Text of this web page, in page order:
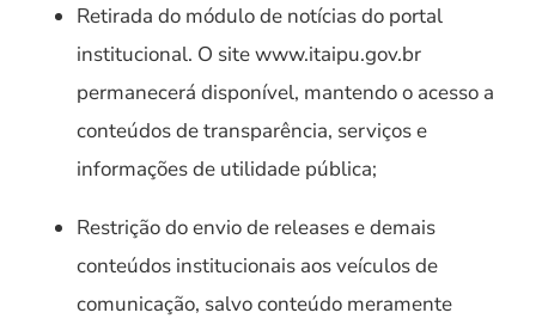
Retirada do módulo de notícias do portal
institucional. O site www.itaipu.gov.br
permanecerá disponível, mantendo o acesso a
conteúdos de transparência, serviços e
informações de utilidade pública;
Restrição do envio de releases e demais
conteúdos institucionais aos veículos de
comunicação, salvo conteúdo meramente